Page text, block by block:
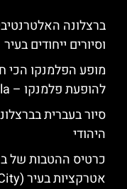
ברצלונה
וסיורים ייחודים בעיר
מופע הפלמנקו הכי
להופעת פלמנקו – Gran Gala
סיור בעברית
היהודי
כרטיס ההטבות של
אטרקציות בעיר (Go City)